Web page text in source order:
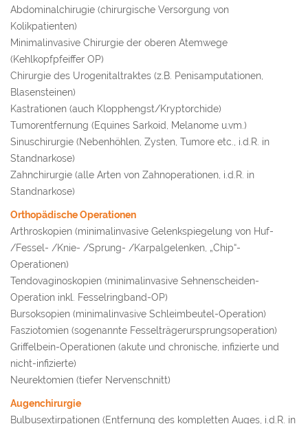
Abdominalchirugie (chirurgische Versorgung von
Kolikpatienten)
Minimalinvasive Chirurgie der oberen Atemwege
(Kehlkopfpfeiffer OP)
Chirurgie des Urogenitaltraktes (z.B. Penisamputationen,
Blasensteinen)
Kastrationen (auch Klopphengst/Kryptorchide)
Tumorentfernung (Equines Sarkoid, Melanome u.vm.)
Sinuschirurgie (Nebenhöhlen, Zysten, Tumore etc., i.d.R. in
Standnarkose)
Zahnchirurgie (alle Arten von Zahnoperationen, i.d.R. in
Standnarkose)
Orthopädische Operationen
Arthroskopien (minimalinvasive Gelenkspiegelung von Huf-
/Fessel- /Knie- /Sprung- /Karpalgelenken, „Chip“-
Operationen)
Tendovaginoskopien (minimalinvasive Sehnenscheiden-
Operation inkl. Fesselringband-OP)
Bursoksopien (minimalinvasive Schleimbeutel-Operation)
Fasziotomien (sogenannte Fesselträgerursprungsoperation)
Griffelbein-Operationen (akute und chronische, infizierte und
nicht-infizierte)
Neurektomien (tiefer Nervenschnitt)
Augenchirurgie
Bulbusextirpationen (Entfernung des kompletten Auges, i.d.R. in